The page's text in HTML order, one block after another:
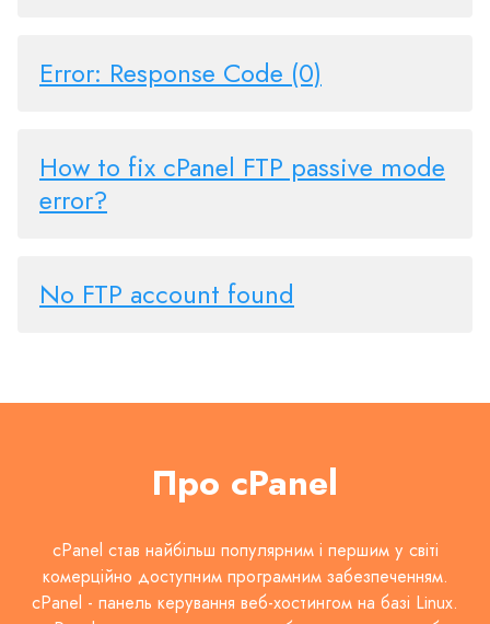
Error: Response Code (0)
How to fix cPanel FTP passive mode
error?
No FTP account found
Про cPanel
cPanel став найбільш популярним і першим у світі
комерційно доступним програмним забезпеченням.
cPanel - панель керування веб-хостингом на базі Linux.